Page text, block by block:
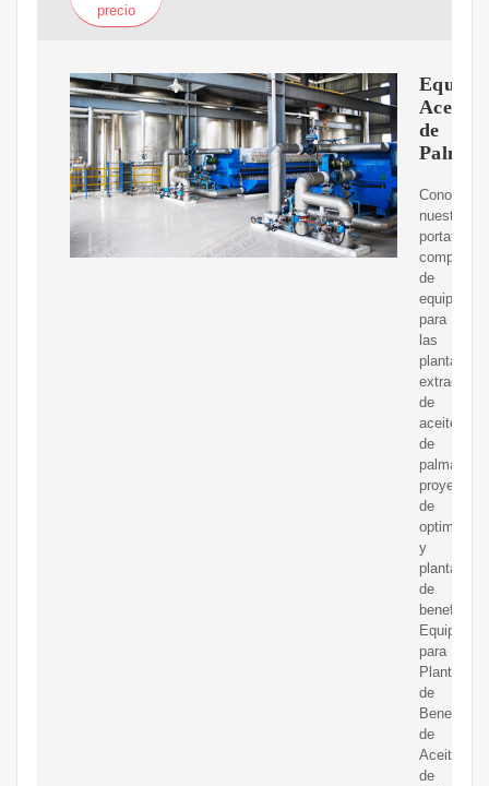
precio
Aceite
de
Palma
Conoce
nuestro
portafolio
completo
de
equipos
para
las
plantas
extractoras
de
aceite
de
palma,
proyectos
de
y
plantas
de
beneficio.
Equipos
para
Plantas
de
Beneficio
de
Aceite
de